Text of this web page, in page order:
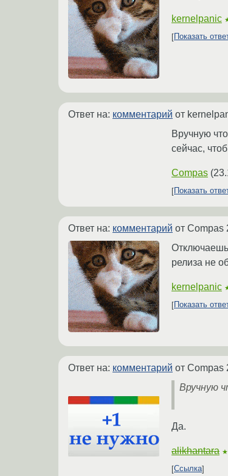
kernelpanic
Показать
Ответ на: комментарий от
Вручную
сейчас,
Compas (
Показать
Ответ на: комментарий от Compas
релиза не
kernelpanic
Показать
Ответ на: комментарий от Compas
Вручную
Да.
alikhantara ★
Ссылка